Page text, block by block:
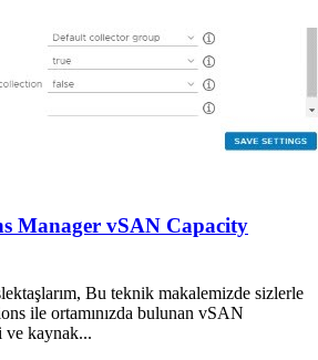
Manager vSAN Capacity
Bu teknik makalemizde sizlerle
ile ortamınızda bulunan vSAN
ve kaynak...